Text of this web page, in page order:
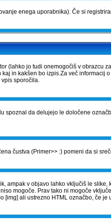
enega uporabnika). Če si
(lahko jo tudi onemogočiš v obrazcu
in kakšen bo izpis.Za več
sporočila.
da delujejo le določene
čustva (Primer>> :) pomeni da si
v objavo lahko vključiš le
mogoče. Prav tako ni mogoče
[img] ali ustrezno HTML označbo, če